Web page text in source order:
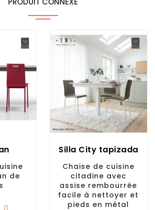
de
Silla City tapizada
Chaise de cuisine
citadine avec
assise rembourrée
facile à nettoyer et
pieds en métal